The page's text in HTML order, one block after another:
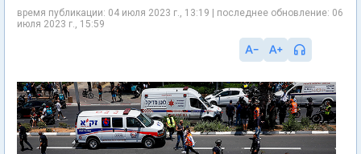
время публикации: 04 июля 2023 г., 13:19 | последнее обновление: 06
июля 2023 г., 15:59